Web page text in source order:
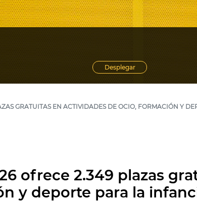
Desplegar
GRATUITAS EN ACTIVIDADES DE OCIO, FORMACIÓN Y
ofrece 2.349 plazas
y deporte para la